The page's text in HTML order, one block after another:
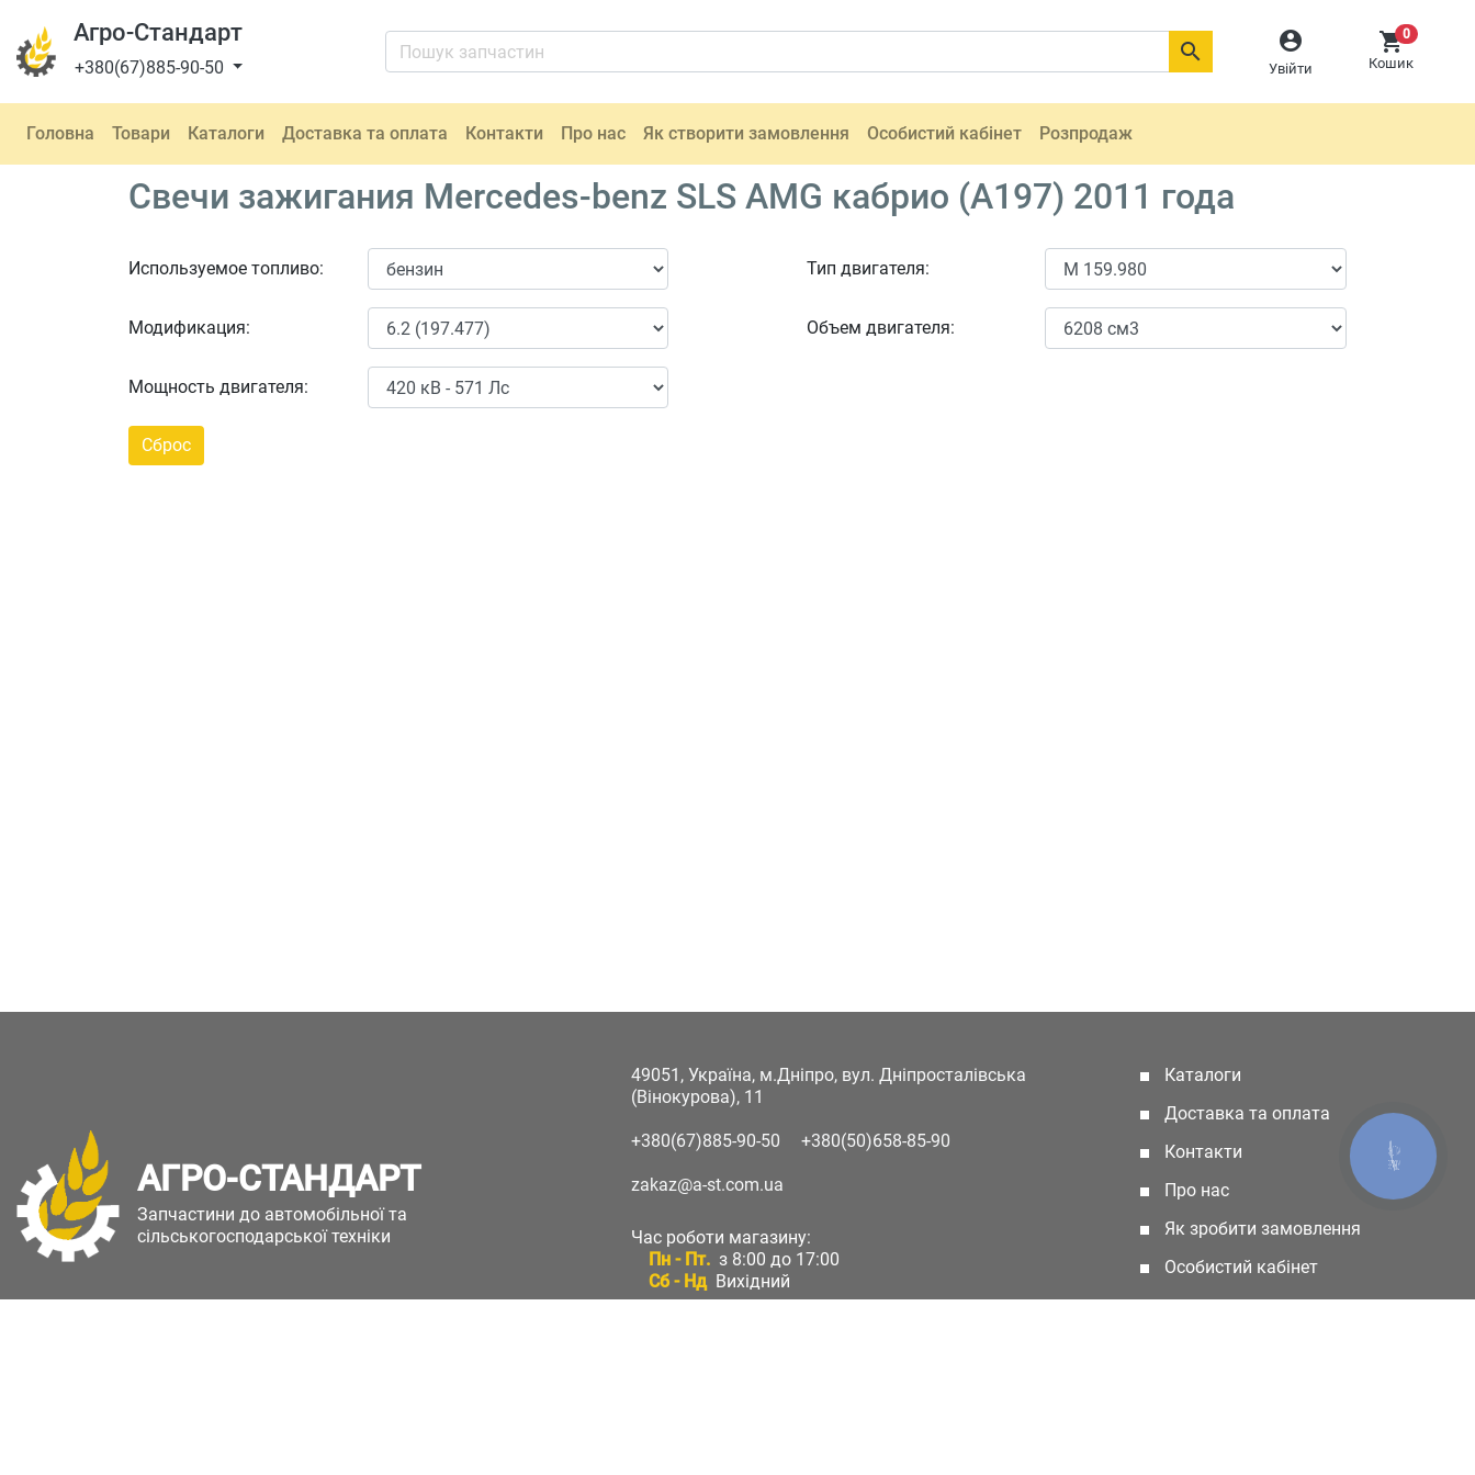
Агро-Стандарт
+380(67)885-90-50

Увійти
0
Кошик

Головна Товари Каталоги Доставка та оплата Контакти Про нас Як створити замовлення Особистий кабінет Розпродаж
Свечи зажигания Mercedes-benz SLS AMG кабрио (A197) 2011 года
Используемое топливо:
Модификация:
Мощность двигателя:
Тип двигателя:
Объем двигателя:
АГРО-СТАНДАРТ
Запчастини до автомобільної та
сільськогосподарської техніки
49051, Україна, м.Дніпро, вул. Дніпросталівська
(Вінокурова), 11
+380(67)885-90-50 +380(50)658-85-90
zakaz@a-st.com.ua
Час роботи магазину:
Пн - Пт. з 8:00 до 17:00
Сб - Нд Вихідний
Каталоги
Доставка та оплата
Контакти
Про нас
Як зробити замовлення
Особистий кабінет
КНОПКА
ЗВ'ЯЗКУ